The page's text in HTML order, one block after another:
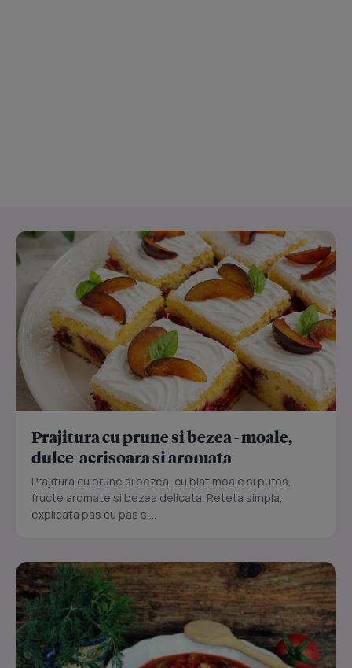
Prajitura cu prune si bezea - moale,
dulce-acrisoara si aromata
Prajitura cu prune si bezea, cu blat moale si pufos,
fructe aromate si bezea delicata. Reteta simpla,
explicata pas cu pas si...